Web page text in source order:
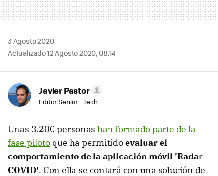
3 Agosto 2020
Actualizado 12 Agosto 2020, 08:14
Javier Pastor
Editor Senior - Tech
Unas 3.200 personas han formado parte de la
fase piloto que ha permitidoevaluar el
comportamiento de la aplicación móvil 'Radar
COVID'. Con ella se contará con una solución de